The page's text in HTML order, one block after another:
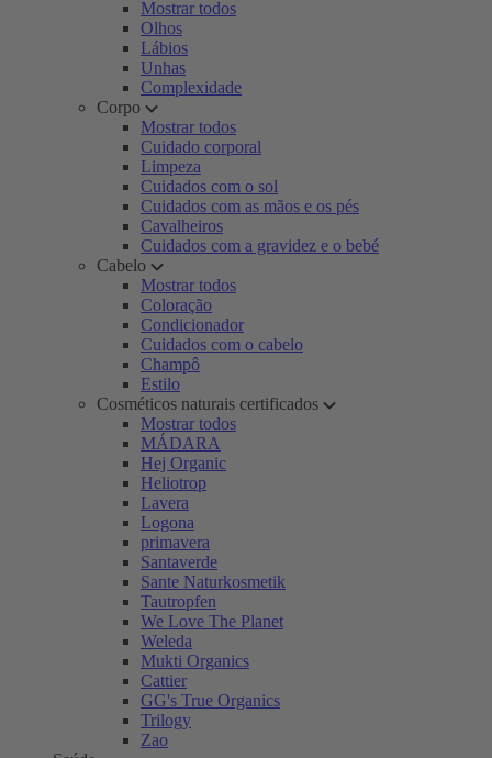
Mostrar todos
Olhos
Lábios
Unhas
Complexidade
Corpo
Mostrar todos
Cuidado corporal
Limpeza
Cuidados com o sol
Cuidados com as mãos e os pés
Cavalheiros
Cuidados com a gravidez e o bebé
Cabelo
Mostrar todos
Coloração
Condicionador
Cuidados com o cabelo
Champô
Estilo
Cosméticos naturais certificados
Mostrar todos
MÁDARA
Hej Organic
Heliotrop
Lavera
Logona
primavera
Santaverde
Sante Naturkosmetik
Tautropfen
We Love The Planet
Weleda
Mukti Organics
Cattier
GG's True Organics
Trilogy
Zao